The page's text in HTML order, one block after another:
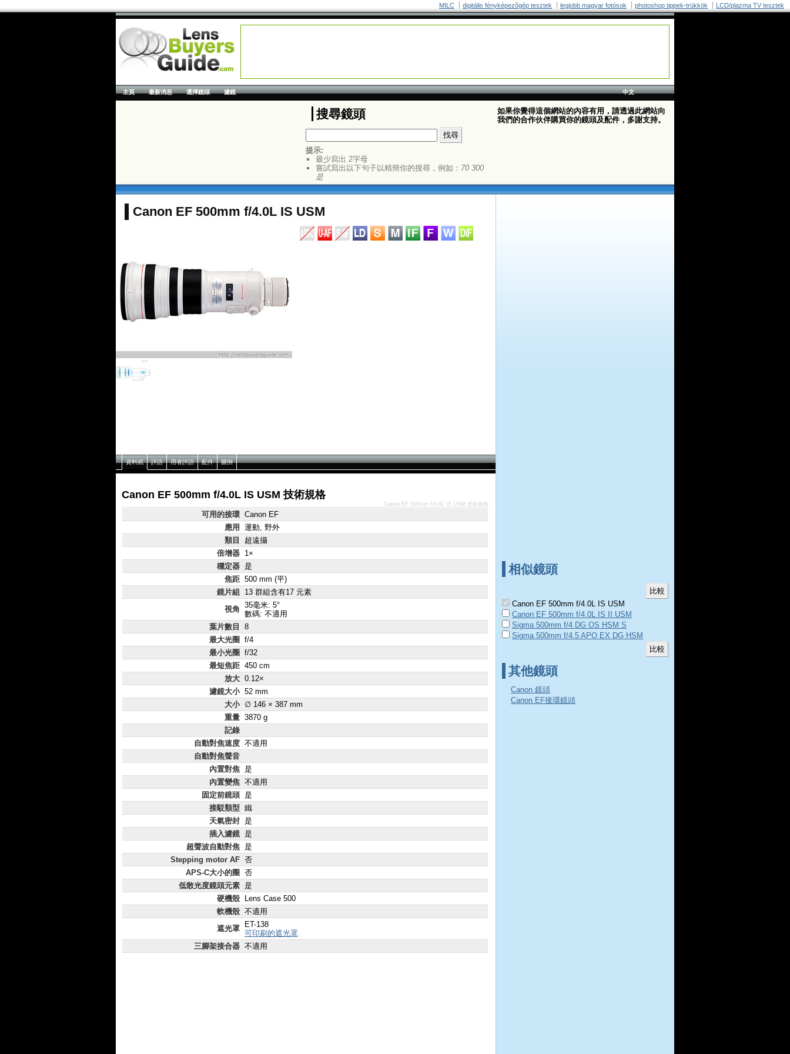
MILC digitális fényképezõgép tesztek legjobb magyar fotósok photoshop tippek-trükkök LCD/plazma TV tesztek
中文
主頁 最新消息 選擇鏡頭 濾鏡
搜尋鏡頭
提示:
最少寫出 2字母
嘗試寫出以下句子以精簡你的搜尋，例如： 70 300
是
如果你覺得這個網站的內容有用，請透過此網站向
我們的合作伙伴購買你的鏡頭及配件，多謝支持。
Canon EF 500mm f/4.0L IS USM
資料紙 評語 用者評語 配件 圖例
Canon EF 500mm f/4.0L IS USM 技術規格
可用的接環 Canon EF
應用
運動, 野外
類目
超遠攝
倍增器 1×
穩定器 是
焦距 500 mm (平)
鏡片組
13 群組含有17 元素
視角 35毫米: 5°
數碼: 不適用
葉片數目
8
最大光圈
f/4
最小光圈
f/32
最短焦距 450 cm
放大 0.12×
濾鏡大小 52 mm
大小 ∅ 146 × 387 mm
重量 3870 g
記錄
自動對焦速度 不適用
自動對焦聲音
內置對焦 是
內置變焦 不適用
固定前鏡頭 是
接駁類型 鐵
天氣密封 是
插入濾鏡 是
超聲波自動對焦 是
Stepping motor AF 否
APS-C大小的圈
否
低散光度鏡頭元素 是
硬機殼
Lens Case 500
軟機殼 不適用
遮光罩
ET-138
可印刷的遮光罩
三腳架接合器 不適用
Canon EF 500mm f/4.0L IS USM 技術規格
相似鏡頭
Canon EF 500mm f/4.0L IS USM
Canon EF 500mm f/4.0L IS II USM
Sigma 500mm f/4 DG OS HSM S
Sigma 500mm f/4.5 APO EX DG HSM
其他鏡頭
Canon 鏡頭
Canon EF接環鏡頭